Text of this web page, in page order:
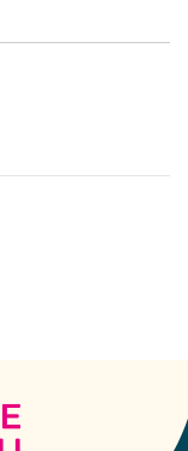
Terres
de